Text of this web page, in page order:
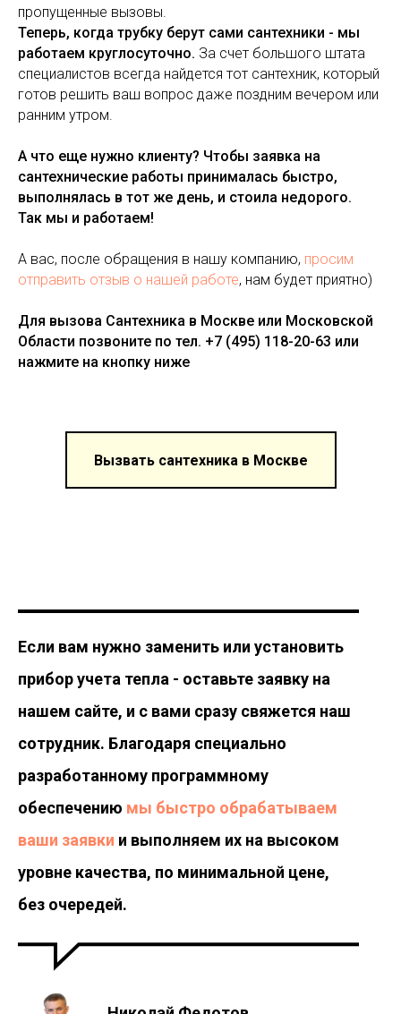
пропущенные вызовы.
Теперь, когда трубку берут сами сантехники - мы
работаем круглосуточно. За счет большого штата
специалистов всегда найдется тот сантехник, который
готов решить ваш вопрос даже поздним вечером или
ранним утром.
А что еще нужно клиенту? Чтобы заявка на
сантехнические работы принималась быстро,
выполнялась в тот же день, и стоила недорого.
Так мы и работаем!
А вас, после обращения в нашу компанию, просим
отправить отзыв о нашей работе, нам будет приятно)
Для вызова Сантехника в Москве или Московской
Области позвоните по тел. +7 (495) 118-20-63 или
нажмите на кнопку ниже
Вызвать сантехника в Москве
Если вам нужно заменить или установить
прибор учета тепла - оставьте заявку на
нашем сайте, и с вами сразу свяжется наш
сотрудник. Благодаря специально
разработанному программному
обеспечению мы быстро обрабатываем
ваши заявки и выполняем их на высоком
уровне качества, по минимальной цене,
без очередей.